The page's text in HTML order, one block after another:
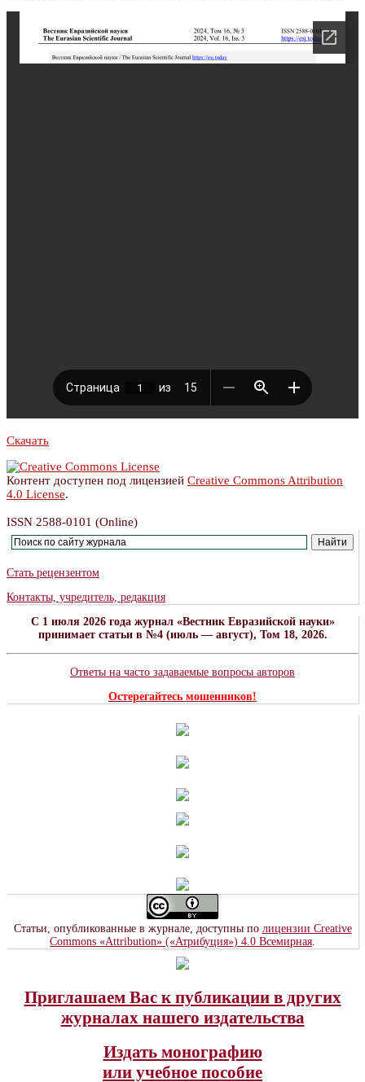
Скачать
Контент доступен под лицензией Creative Commons Attribution
4.0 License.
ISSN 2588-0101 (Online)
Стать рецензентом
Контакты, учредитель, редакция
C 1 июля 2026 года журнал «Вестник Евразийской науки»
принимает статьи в №4 (июль — август), Том 18, 2026.
Ответы на часто задаваемые вопросы авторов
Остерегайтесь мошенников!
Статьи, опубликованные в журнале, доступны по лицензии Creative
Commons «Attribution» («Атрибуция») 4.0 Всемирная.
Приглашаем Вас к публикации в других
журналах нашего издательства
Издать монографию
или учебное пособие